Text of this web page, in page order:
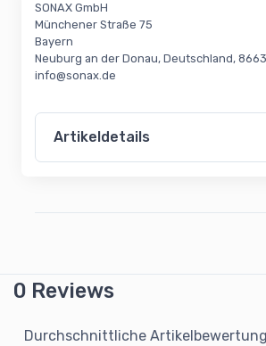
SONAX GmbH
Münchener Straße 75
Bayern
Neuburg an der Donau, Deutschland,
info@sonax.de
Artikeldetails
0 Reviews
Durchschnittliche Artikelbewertung